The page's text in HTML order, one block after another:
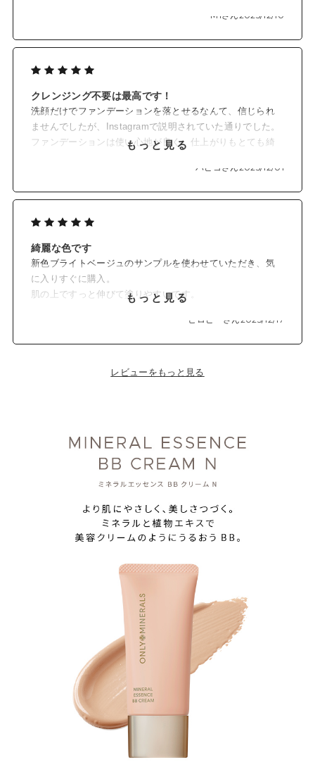
私の1番のお気に入りはリンクルホワイトですがお値段はリ
いいかなと思いました。
M1さん 2025/12/10
クレンジング不要は最高です！
洗顔だけでファンデーションを落とせるなんて、信じられ
ませんでしたが、Instagramで説明されていた通りでした。
ファンデーションは使い心地が良く、仕上がりもとても綺
もっと見る
パピコさん2025/12/01
綺麗な色です
新色ブライトベージュのサンプルを使わせていただき、気
に入りすぐに購入。
肌の上ですっと伸びて塗りやすいです。
もっと見る
ヒロピーさん2025/12/17
レビューをもっと見る